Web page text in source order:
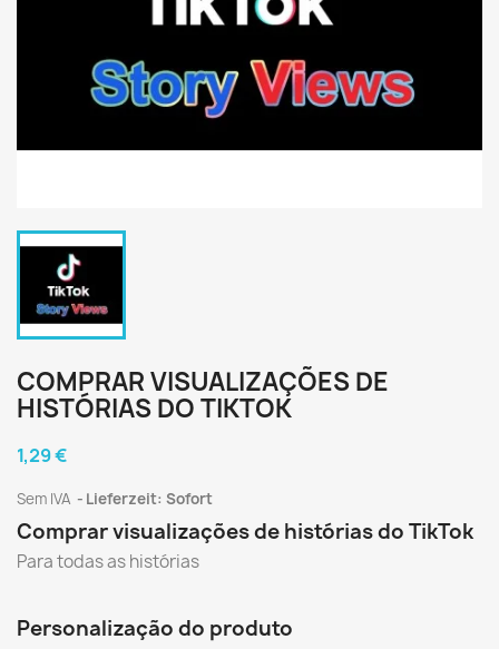
COMPRAR VISUALIZAÇÕES DE
HISTÓRIAS DO TIKTOK
1,29 €
Sem IVA Lieferzeit: Sofort
Comprar visualizações de histórias do TikTok
Para todas as histórias
Personalização do produto